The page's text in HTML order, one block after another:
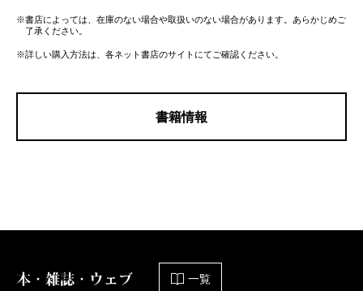
※書店によっては、在庫のない場合や取扱いのない場合があります。あらかじめご
了承ください。
※詳しい購入方法は、各ネット書店のサイトにてご確認ください。
書籍情報
本・雑誌・ウェブ 一覧